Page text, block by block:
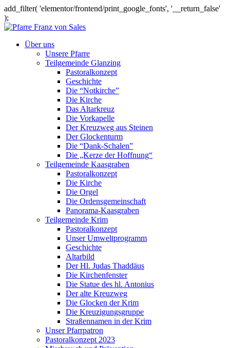
add_filter( 'elementor/frontend/print_google_fonts', '__return_false'
);
Über uns
Unsere Pfarre
Teilgemeinde Glanzing
Pastoralkonzept
Geschichte
Die “Notkirche”
Die Kirche
Das Altarkreuz
Die Vorkapelle
Der Kreuzweg aus Steinen
Der Glockenturm
Die “Dank-Schalen”
Die „Kerze der Hoffnung“
Teilgemeinde Kaasgraben
Pastoralkonzept
Die Kirche
Die Orgel
Die Ordensgemeinschaft
Panorama-Kaasgraben
Teilgemeinde Krim
Pastoralkonzept
Unser Umweltprogramm
Geschichte
Altarbild
Der Hl. Judas Thaddäus
Die Kirchenfenster
Die Statue des hl. Antonius
Der alte Kreuzweg
Die Glocken der Krim
Die Kreuzigungsgruppe
Straßennamen in der Krim
Unser Pfarrpatron
Pastoralkonzept 2023